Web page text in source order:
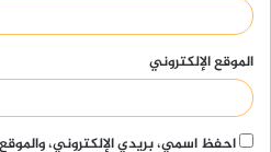
الموقع الإلكتروني
احفظ اسمي، بريدي الإلكتروني،